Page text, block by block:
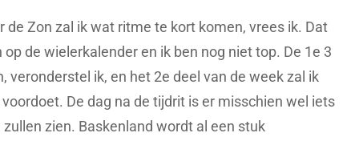
de Zon zal ik wat ritme te kort komen, vrees ik. Dat
de wielerkalender en ik ben nog niet top. De 1e 3
veronderstel ik, en het 2e deel van de week zal ik
De dag na de tijdrit is er misschien wel iets
zien. Baskenland wordt al een stuk